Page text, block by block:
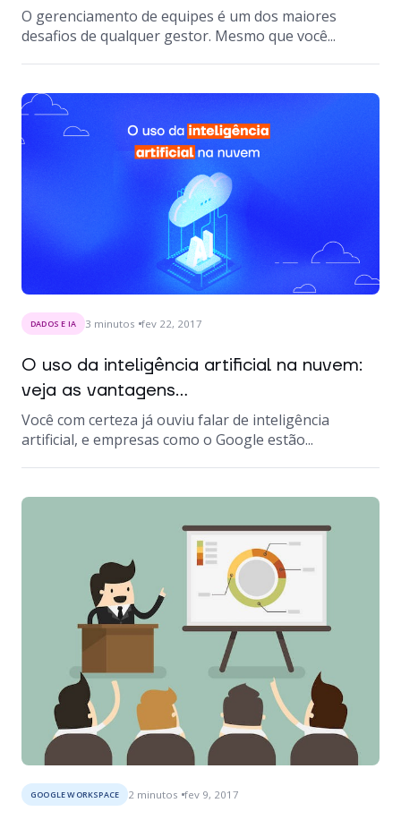
O gerenciamento de equipes é um dos maiores
desafios de qualquer gestor. Mesmo que você...
DADOS E IA 3 minutos fev 22, 2017
O uso da inteligência artificial na nuvem:
veja as vantagens...
Você com certeza já ouviu falar de inteligência
artificial, e empresas como o Google estão...
GOOGLE WORKSPACE 2 minutos fev 9, 2017